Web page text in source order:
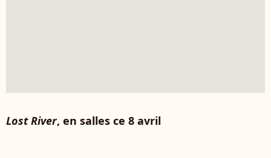
Lost River, en salles ce 8 avril